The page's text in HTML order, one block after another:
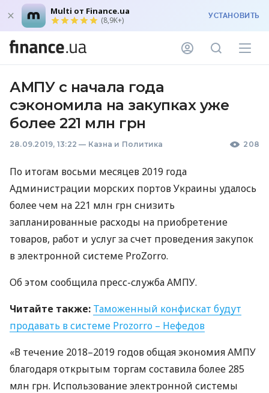
Multi от Finance.ua
(8,9K+) УСТАНОВИТЬ
АМПУ с начала года
сэкономила на закупках уже
более 221 млн грн
28.09.2019, 13:22 — Казна и Политика 208
По итогам восьми месяцев 2019 года
Администрации морских портов Украины удалось
более чем на 221 млн грн снизить
запланированные расходы на приобретение
товаров, работ и услуг за счет проведения закупок
в электронной системе ProZorro.
Об этом сообщила пресс-службаАМПУ.
Читайте также: Таможенный конфискат будут
продавать в системе Prozorro – Нефедов
«В течение 2018–2019 годов общая экономияАМПУ
благодаря открытым торгам составила более 285
млн грн. Использование электронной системы